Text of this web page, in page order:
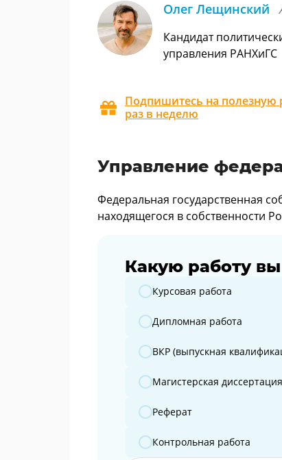
Олег Лещинский
Кандидат
управления РАНХиГС
Подпишитесь на полезную
раз в неделю
Управление
Федеральная государственная
находящегося в собственности
Какую работу вы
Какую работу вы готовите?
Курсовая работа
Дипломная работа
ВКР (выпускная
Магистерская диссертация
Реферат
Контрольная работа